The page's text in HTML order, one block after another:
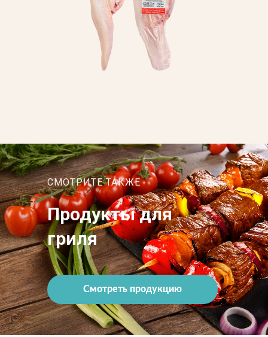
СМОТРИТЕ ТАКЖЕ
Продукты для
гриля
Смотреть продукцию